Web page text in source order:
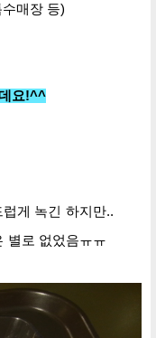
매장 등)
요!^^
게 녹긴 하지만..
별로 없었음ㅠㅠ